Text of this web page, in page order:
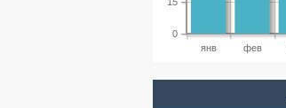
янв фев
0